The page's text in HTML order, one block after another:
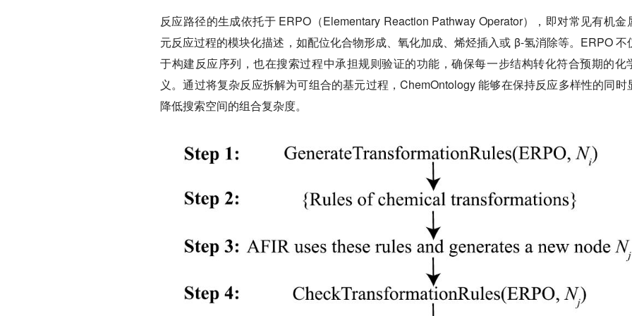
反应路径的生成依托于 ERPO（Elementary Reaction Pathway Operator）， 即对常见有机金
元反应过程的模块化描述， 如配位化合物形成、氧化加成、烯烃插入或 β-氢消除等。ERPO 不
于构建反应序列，也在搜索过程中承担规则验证的功能，确保每一步结构转化符合预期的化
义。通过将复杂反应拆解为可组合的基元过程，ChemOntology 能够在保持反应多样性的同时
降低搜索空间的组合复杂度。